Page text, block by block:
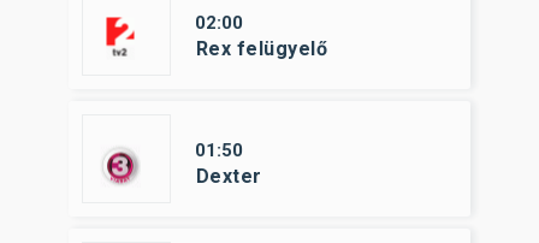
02:00
Rex felügyelő
01:50
Dexter